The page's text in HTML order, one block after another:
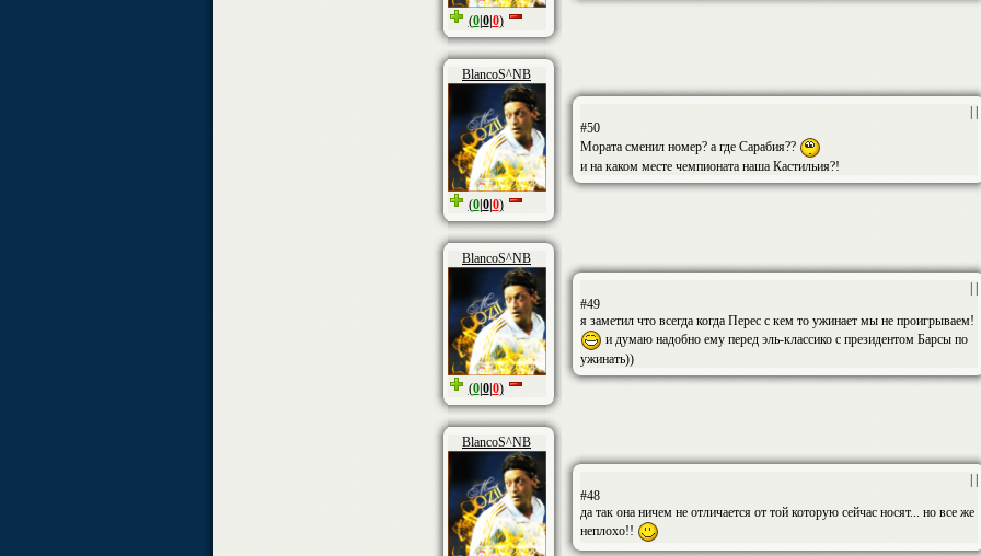
(0|0|0)
BlancoS^NB
(0|0|0)
#50
Мората сменил номер? а где Сарабия??
и на каком месте чемпионата наша Кастильия?!
BlancoS^NB
(0|0|0)
#49
я заметил что всегда когда Перес с кем то ужинает мы не проигрываем!
и думаю надобно ему перед эль-классико с президентом Барсы по
ужинать))
BlancoS^NB
#48
да так она ничем не отличается от той которую сейчас носят... но все же
неплохо!!